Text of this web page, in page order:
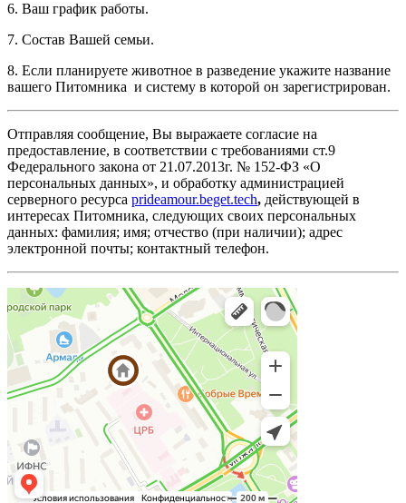
6. Ваш график работы.
7. Состав Вашей семьи.
8. Если планируете животное в разведение укажите название
вашего Питомника и систему в которой он зарегистрирован.
Отправляя сообщение, Вы выражаете согласие на
предоставление, в соответствии с требованиями ст.9
Федерального закона от 21.07.2013г. № 152-ФЗ «О
персональных данных», и обработку администрацией
серверного ресурса prideamour.beget.tech, действующей в
интересах Питомника, следующих своих персональных
данных: фамилия; имя; отчество (при наличии); адрес
электронной почты; контактный телефон.